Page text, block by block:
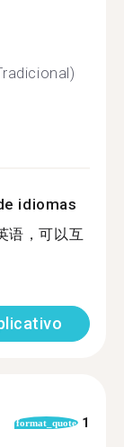
idiomas
语，可以互
format_quote 1